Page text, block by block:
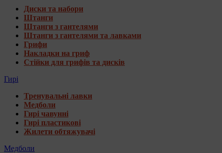
Диски та набори
Штанги
Штанги з гантелями
Штанги з гантелями та лавками
Грифи
Накладки на гриф
Стійки для грифів та дисків
Гирі
Тренувальні лавки
Медболи
Гирі чавунні
Гирі пластикові
Жилети обтяжувачі
Медболи